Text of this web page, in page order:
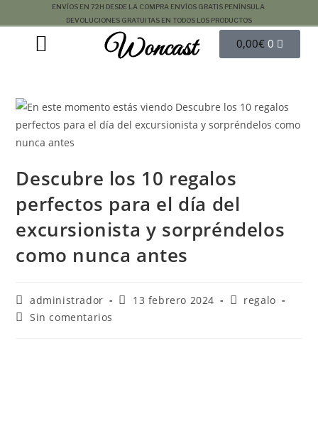
ENVÍOS EN 72H DESDE LA COMPRA ENVÍOS GRATIS PENÍNSULA
DEVOLUCIONES GRATUITAS EN TODOS LOS PRODUCTOS
Woncast 0,00€ 0
Descubre los 10 regalos
perfectos para el día del
excursionista y sorpréndelos
como nunca antes
administrador 13 febrero 2024
regalo
Sin comentarios